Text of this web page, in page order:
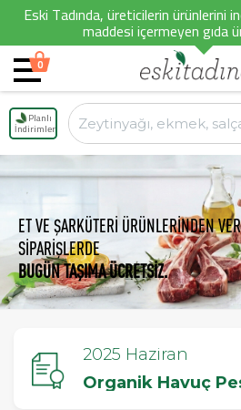
Eski Tadında, üreticilerin ürünlerini
maddesi içermeyen gıda
0
Planlı
İndirimler
ET VE ŞARKÜTERİ ÜRÜNLERİNDEN
SİPARİŞLERDE
BUGÜN TAŞIMA ÜCRETSİZ.
2025 Haziran
Organik Havuç